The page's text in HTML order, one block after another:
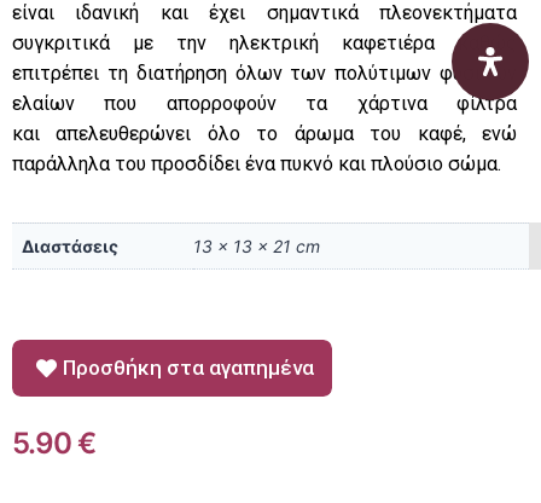
είναι ιδανική και έχει σημαντικά πλεονεκτήματα
συγκριτικά με την ηλεκτρική καφετιέρα καθώς
επιτρέπει τη διατήρηση όλων των πολύτιμων φυσικών
ελαίων που απορροφούν τα χάρτινα φίλτρα
και απελευθερώνει όλο το άρωμα του καφέ, ενώ
παράλληλα του προσδίδει ένα πυκνό και πλούσιο σώμα.
Διαστάσεις 13 × 13 × 21 cm
Προσθήκη στα αγαπημένα
5.90€